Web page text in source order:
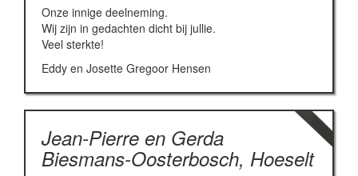
Onze innige deelneming.
Wij zijn in gedachten dicht bij jullie.
Veel sterkte!
Eddy en Josette Gregoor Hensen
Jean-Pierre en Gerda
Biesmans-Oosterbosch, Hoeselt